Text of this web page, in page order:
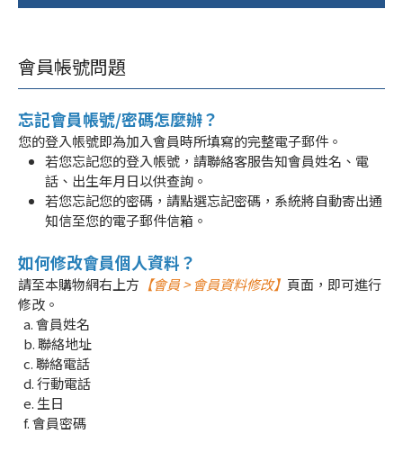
會員帳號問題
忘記會員帳號/密碼怎麼辦？
您的登入帳號即為加入會員時所填寫的完整電子郵件。
若您忘記您的登入帳號，請聯絡客服告知會員姓名、電
話、出生年月日以供查詢。
若您忘記您的密碼，請點選忘記密碼，系統將自動寄出通
知信至您的電子郵件信箱。
如何修改會員個人資料？
請至本購物網右上方 【會員 > 會員資料修改】 頁面，即可進行
修改。
a. 會員姓名
b. 聯絡地址
c. 聯絡電話
d. 行動電話
e. 生日
f. 會員密碼